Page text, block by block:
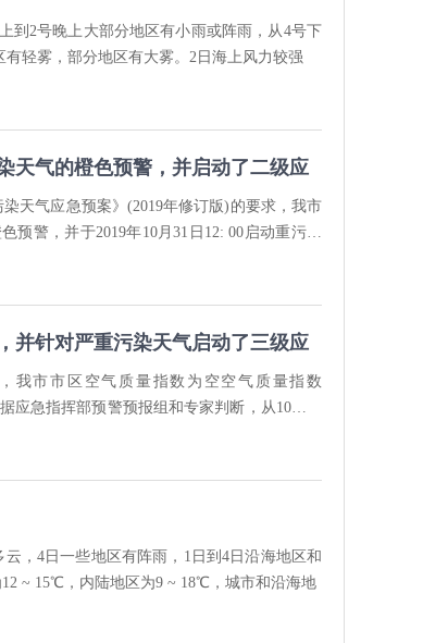
到2号晚上大部分地区有小雨或阵雨，从4号下
轻雾，部分地区有大雾。2日海上风力较强
天气的橙色预警，并启动了二级应
天气应急预案》(2019年修订版)的要求，我市
预警，并于2019年10月31日12: 00启动重污染
并针对严重污染天气启动了三级应
我市市区空气质量指数为空空气质量指数
应急指挥部预警预报组和专家判断，从10月22
，4日一些地区有阵雨，1日到4日沿海地区和
~ 15℃，内陆地区为9 ~ 18℃，城市和沿海地